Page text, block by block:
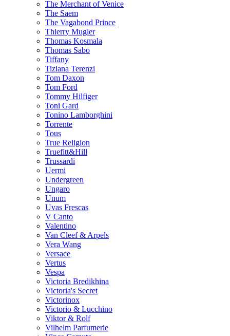
The Merchant of Venice
The Saem
The Vagabond Prince
Thierry Mugler
Thomas Kosmala
Thomas Sabo
Tiffany
Tiziana Terenzi
Tom Daxon
Tom Ford
Tommy Hilfiger
Toni Gard
Tonino Lamborghini
Torrente
Tous
True Religion
Truefitt&Hill
Trussardi
Uermi
Undergreen
Ungaro
Unum
Uvas Frescas
V Canto
Valentino
Van Cleef & Arpels
Vera Wang
Versace
Vertus
Vespa
Victoria Bredikhina
Victoria's Secret
Victorinox
Victorio & Lucchino
Viktor & Rolf
Vilhelm Parfumerie